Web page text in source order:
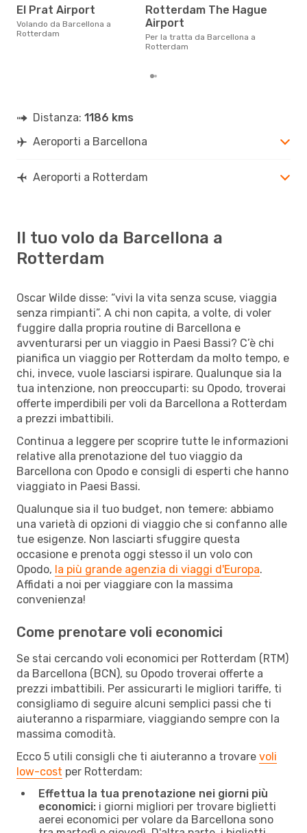
El Prat Airport
Volando da Barcellona a
Rotterdam
Rotterdam The Hague
Airport
Per la tratta da Barcellona a
Rotterdam
Distanza: 1186 kms
Aeroporti a Barcellona
Aeroporti a Rotterdam
Il tuo volo da Barcellona a
Rotterdam
Oscar Wilde disse: “vivi la vita senza scuse, viaggia
senza rimpianti”. A chi non capita, a volte, di voler
fuggire dalla propria routine di Barcellona e
avventurarsi per un viaggio in Paesi Bassi? C’è chi
pianifica un viaggio per Rotterdam da molto tempo, e
chi, invece, vuole lasciarsi ispirare. Qualunque sia la
tua intenzione, non preoccuparti: su Opodo, troverai
offerte imperdibili per voli da Barcellona a Rotterdam
a prezzi imbattibili.
Continua a leggere per scoprire tutte le informazioni
relative alla prenotazione del tuo viaggio da
Barcellona con Opodo e consigli di esperti che hanno
viaggiato in Paesi Bassi.
Qualunque sia il tuo budget, non temere: abbiamo
una varietà di opzioni di viaggio che si confanno alle
tue esigenze. Non lasciarti sfuggire questa
occasione e prenota oggi stesso il un volo con
Opodo, la più grande agenzia di viaggi d'Europa.
Affidati a noi per viaggiare con la massima
convenienza!
Come prenotare voli economici
Se stai cercando voli economici per Rotterdam (RTM)
da Barcellona (BCN), su Opodo troverai offerte a
prezzi imbattibili. Per assicurarti le migliori tariffe, ti
consigliamo di seguire alcuni semplici passi che ti
aiuteranno a risparmiare, viaggiando sempre con la
massima comodità.
Ecco 5 utili consigli che ti aiuteranno a trovare voli
low-cost per Rotterdam:
Effettua la tua prenotazione nei giorni più
economici: i giorni migliori per trovare biglietti
aerei economici per volare da Barcellona sono